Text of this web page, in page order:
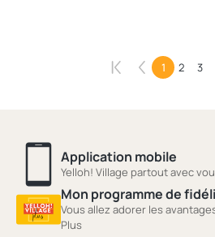
1 2 3
Application mobile
Yelloh! Village partout avec
Mon programme de
Vous allez adorer les
Plus